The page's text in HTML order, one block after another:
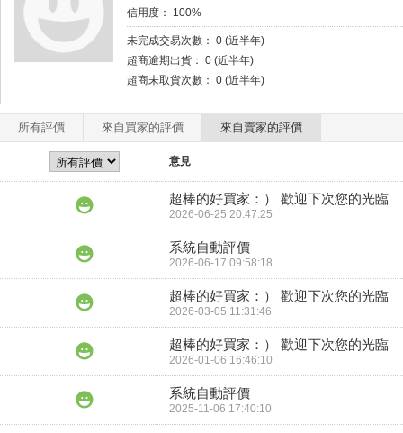
信用度： 100%
未完成交易次數： 0 (近半年)
超商逾期出貨： 0 (近半年)
超商未取貨次數： 0 (近半年)
所有評價 來自買家的評價 來自賣家的評價
意見
超棒的好買家：） 歡迎下次您的光臨
2026-06-25 20:47:25
系統自動評價
2026-06-17 09:58:18
超棒的好買家：） 歡迎下次您的光臨
2026-03-05 11:31:46
超棒的好買家：） 歡迎下次您的光臨
2026-01-06 16:46:10
系統自動評價
2025-11-06 17:40:10